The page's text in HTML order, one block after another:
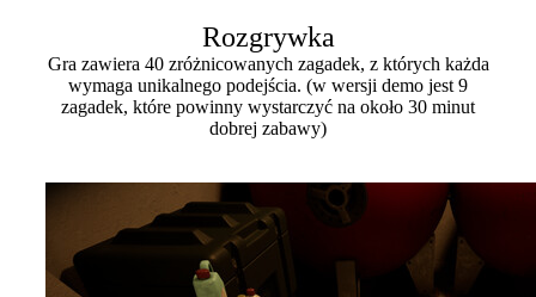
Rozgrywka
Gra zawiera 40 zróżnicowanych zagadek, z których każda
wymaga unikalnego podejścia. (w wersji demo jest 9
zagadek, które powinny wystarczyć na około 30 minut
dobrej zabawy)